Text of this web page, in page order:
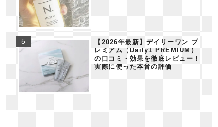
【2026年最新】デイリーワン プ
レミアム（Daily1 PREMIUM）
の口コミ・効果を徹底レビュー！
実際に使った本音の評価